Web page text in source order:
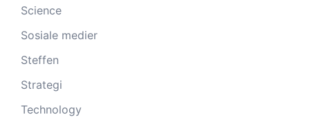
Science
Sosiale medier
Steffen
Strategi
Technology